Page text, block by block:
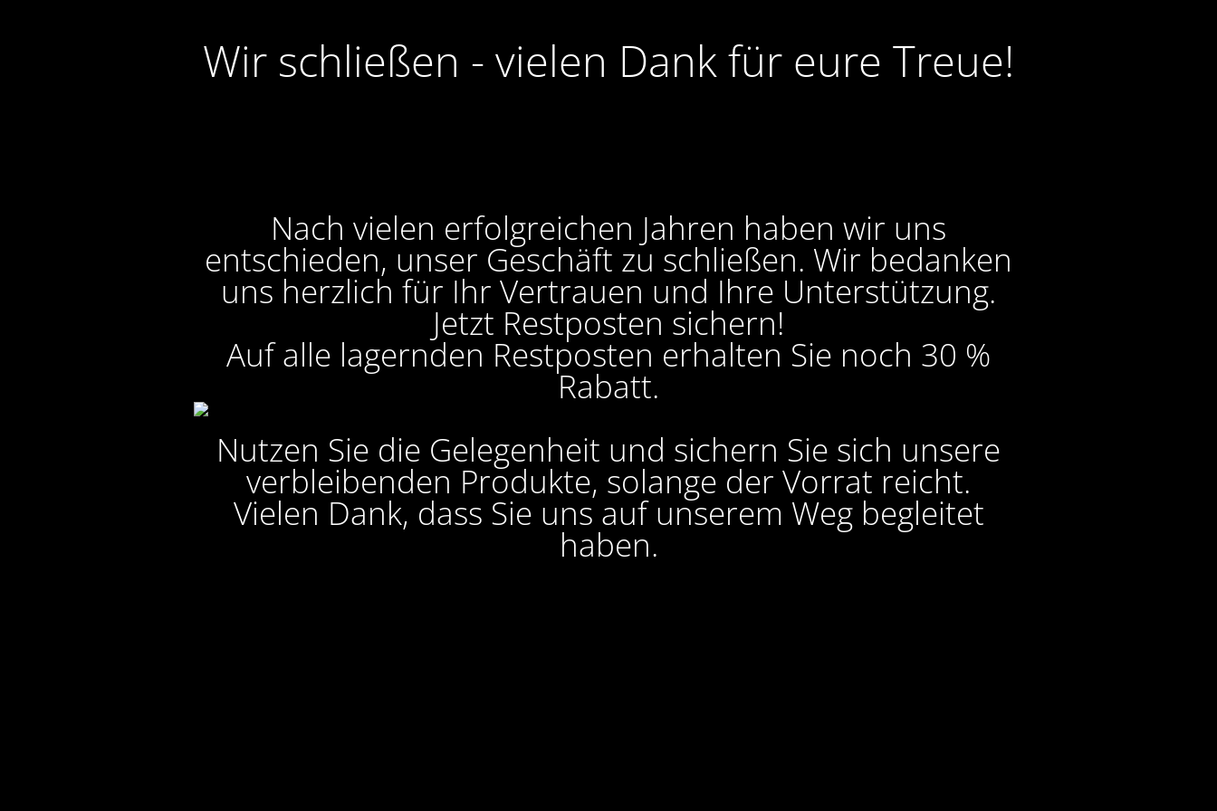
Wir schließen - vielen Dank für eure Treue!
Nach vielen erfolgreichen Jahren haben wir uns
entschieden, unser Geschäft zu schließen. Wir bedanken
uns herzlich für Ihr Vertrauen und Ihre Unterstützung.
Jetzt Restposten sichern!
Auf alle lagernden Restposten erhalten Sie noch 30 %
Rabatt.
Nutzen Sie die Gelegenheit und sichern Sie sich unsere
verbleibenden Produkte, solange der Vorrat reicht.
Vielen Dank, dass Sie uns auf unserem Weg begleitet
haben.